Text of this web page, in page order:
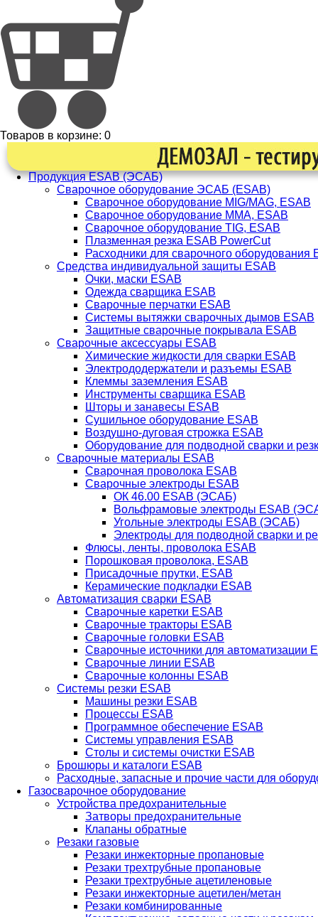
Товаров в корзине: 0
Продукция ESAB (ЭСАБ)
Сварочное оборудование ЭСАБ (ESAB)
Сварочное оборудование MIG/MAG, ESAB
Сварочное оборудование ММА, ESAB
Сварочное оборудование TIG, ESAB
Плазменная резка ESAB PowerCut
Расходники для сварочного оборудования
Средства индивидуальной защиты ESAB
Очки, маски ESAB
Одежда сварщика ESAB
Сварочные перчатки ESAB
Системы вытяжки сварочных дымов ESAB
Защитные сварочные покрывала ESAB
Сварочные аксессуары ESAB
Химические жидкости для сварки ESAB
Электрододержатели и разъемы ESAB
Клеммы заземления ESAB
Инструменты сварщика ESAB
Шторы и занавесы ESAB
Сушильное оборудование ESAB
Воздушно-дуговая строжка ESAB
Оборудование для подводной сварки и
Сварочные материалы ESAB
Сварочная проволока ESAB
Сварочные электроды ESAB
ОК 46.00 ESAB (ЭСАБ)
Вольфрамовые электроды ESAB
Угольные электроды ESAB (ЭСАБ)
Электроды для подводной сварки и
Флюсы, ленты, проволока ESAB
Порошковая проволока, ESAB
Присадочные прутки, ESAB
Керамические подкладки ESAB
Автоматизация сварки ESAB
Сварочные каретки ESAB
Сварочные тракторы ESAB
Сварочные головки ESAB
Сварочные источники для автоматизации
Сварочные линии ESAB
Сварочные колонны ESAB
Системы резки ESAB
Машины резки ESAB
Процессы ESAB
Программное обеспечение ESAB
Системы управления ESAB
Столы и системы очистки ESAB
Брошюры и каталоги ESAB
Расходные, запасные и прочие части для
Газосварочное оборудование
Устройства предохранительные
Затворы предохранительные
Клапаны обратные
Резаки газовые
Резаки инжекторные пропановые
Резаки трехтрубные пропановые
Резаки трехтрубные ацетиленовые
Резаки инжекторные ацетилен/метан
Резаки комбинированные